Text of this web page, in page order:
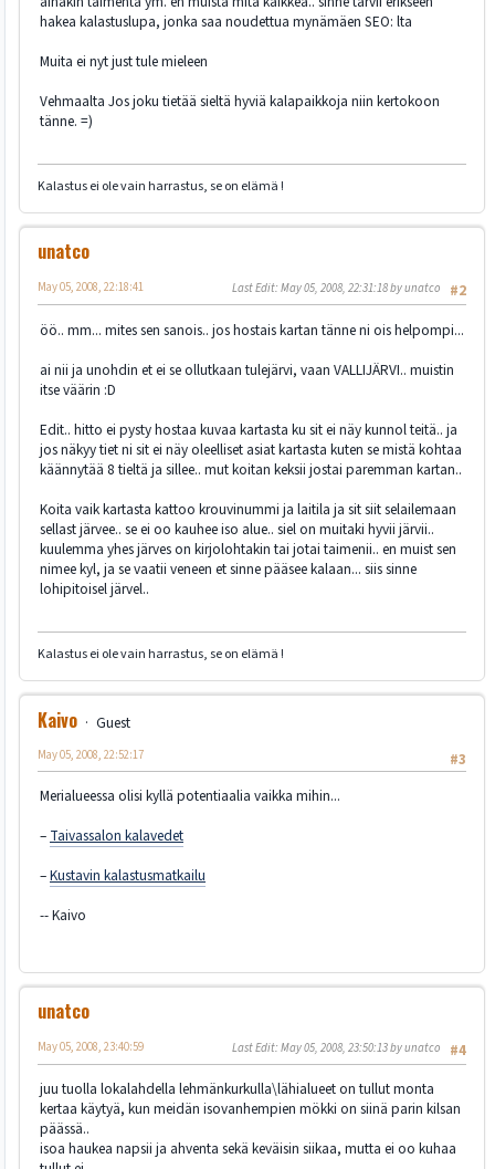
hakea kalastuslupa, jonka saa noudettua mynämäen SEO: lta
Muita ei nyt just tule mieleen
Vehmaalta Jos joku tietää sieltä hyviä kalapaikkoja niin kertokoon
tänne. =)
Kalastus ei ole vain harrastus, se on elämä !
unatco
#2
May 05, 2008, 22:18:41 Last Edit: May 05, 2008, 22:31:18 by unatco
öö.. mm... mites sen sanois.. jos hostais kartan tänne ni ois helpompi...
ai nii ja unohdin et ei se ollutkaan tulejärvi, vaan VALLIJÄRVI.. muistin
itse väärin :D
Edit.. hitto ei pysty hostaa kuvaa kartasta ku sit ei näy kunnol teitä.. ja
jos näkyy tiet ni sit ei näy oleelliset asiat kartasta kuten se mistä kohtaa
käännytää 8 tieltä ja sillee.. mut koitan keksii jostai paremman kartan..
Koita vaik kartasta kattoo krouvinummi ja laitila ja sit siit selailemaan
sellast järvee.. se ei oo kauhee iso alue.. siel on muitaki hyvii järvii..
kuulemma yhes järves on kirjolohtakin tai jotai taimenii.. en muist sen
nimee kyl, ja se vaatii veneen et sinne pääsee kalaan... siis sinne
lohipitoisel järvel..
Kalastus ei ole vain harrastus, se on elämä !
Kaivo
Guest
#3
May 05, 2008, 22:52:17
Merialueessa olisi kyllä potentiaalia vaikka mihin...
– Taivassalon kalavedet
–Kustavin kalastusmatkailu
-- Kaivo
unatco
#4
May 05, 2008, 23:40:59 Last Edit: May 05, 2008, 23:50:13 by unatco
juu tuolla lokalahdella lehmänkurkulla\lähialueet on tullut monta
kertaa käytyä, kun meidän isovanhempien mökki on siinä parin kilsan
päässä..
isoa haukea napsii ja ahventa sekä keväisin siikaa, mutta ei oo kuhaa